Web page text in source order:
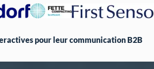
pour leur communication B2B